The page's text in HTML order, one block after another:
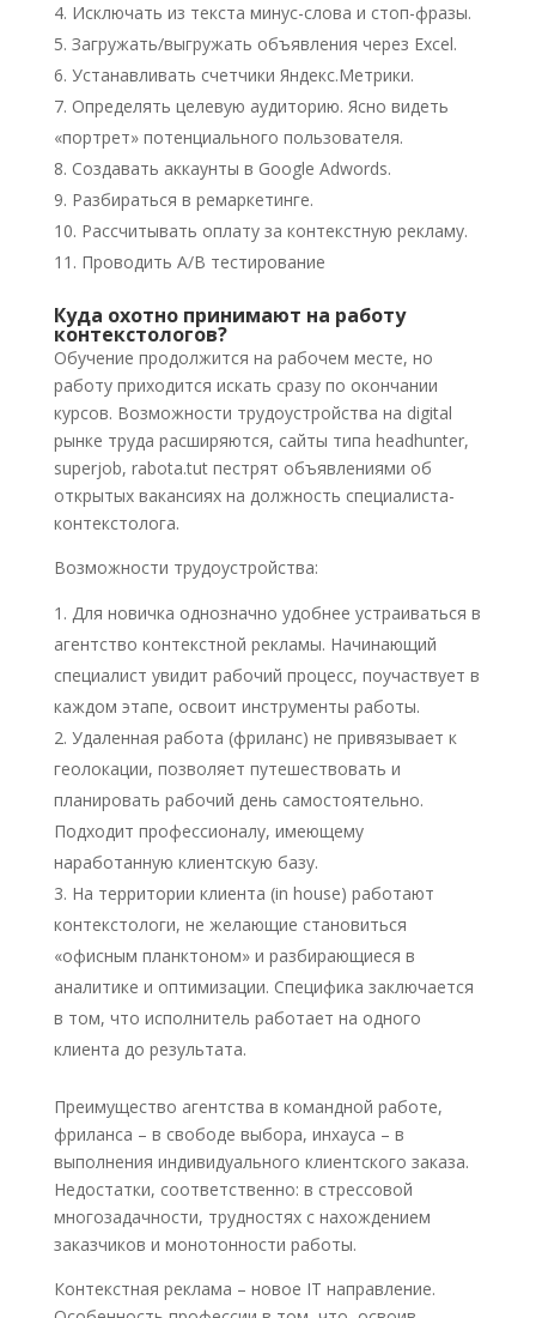
Исключать из текста минус-слова и стоп-фразы.
Загружать/выгружать объявления через Excel.
Устанавливать счетчики Яндекс.Метрики.
Определять целевую аудиторию. Ясно видеть
«портрет» потенциального пользователя.
Создавать аккаунты в Google Adwords.
Разбираться в ремаркетинге.
Рассчитывать оплату за контекстную рекламу.
Проводить A/B тестирование
Куда охотно принимают на работу
контекстологов?
Обучение продолжится на рабочем месте, но
работу приходится искать сразу по окончании
курсов. Возможности трудоустройства на digital
рынке труда расширяются, сайты типа headhunter,
superjob, rabota.tut пестрят объявлениями об
открытых вакансиях на должность специалиста-
контекстолога.
Возможности трудоустройства:
Для новичка однозначно удобнее устраиваться в
агентство контекстной рекламы. Начинающий
специалист увидит рабочий процесс, поучаствует в
каждом этапе, освоит инструменты работы.
Удаленная работа (фриланс) не привязывает к
геолокации, позволяет путешествовать и
планировать рабочий день самостоятельно.
Подходит профессионалу, имеющему
наработанную клиентскую базу.
На территории клиента (in house) работают
контекстологи, не желающие становиться
«офисным планктоном» и разбирающиеся в
аналитике и оптимизации. Специфика заключается
в том, что исполнитель работает на одного
клиента до результата.
Преимущество агентства в командной работе,
фриланса – в свободе выбора, инхауса – в
выполнения индивидуального клиентского заказа.
Недостатки, соответственно: в стрессовой
многозадачности, трудностях с нахождением
заказчиков и монотонности работы.
Контекстная реклама – новое IT направление.